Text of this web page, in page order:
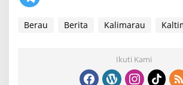
Berau Berita Kalimarau
Ikuti Kami